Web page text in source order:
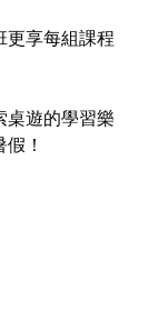
更享每組課程
桌遊的學習樂
！